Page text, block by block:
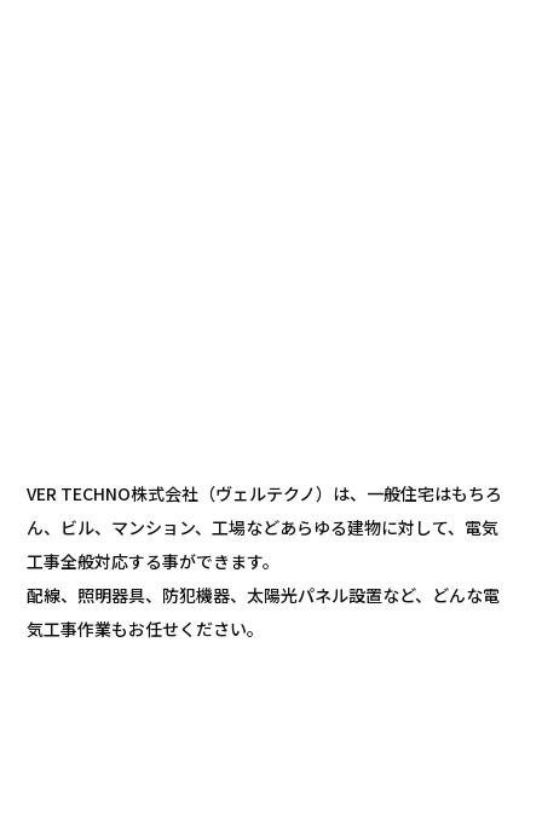
VER TECHNO株式会社（ヴェルテクノ）は、一般住宅はもちろ
ん、ビル、マンション、工場などあらゆる建物に対して、電気
工事全般対応する事ができます。
配線、照明器具、防犯機器、太陽光パネル設置など、どんな電
気工事作業もお任せください。